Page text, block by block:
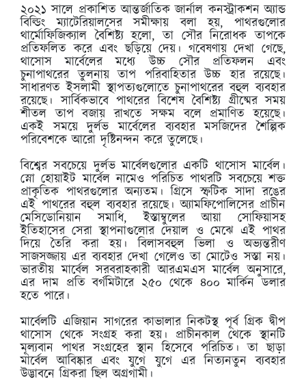
২০২১ সালে প্রকাশিত আন্তর্জাতিক জার্নাল কনস্ট্রাকশন অ্যান্ড
বিল্ডিং ম্যাটেরিয়ালসের সমীক্ষায় বলা হয়, পাথরগুলোর
থার্মোফিজিক্যাল বৈশিষ্ট্য হলো, তা সৌর নিরোধক তাপকে
প্রতিফলিত করে এবং ছড়িয়ে দেয়। গবেষণায় দেখা গেছে,
থাসোস মার্বেলের মধ্যে উচ্চ সৌর প্রতিফলন এবং
চুনাপাথরের তুলনায় তাপ পরিবাহিতার উচ্চ হার রয়েছে।
সাধারণত ইসলামী স্থাপত্যগুলোতে চুনাপাথরের বহুল ব্যবহার
রয়েছে। সার্বিকভাবে পাথরের বিশেষ বৈশিষ্ট্য গ্রীষ্মের সময়
শীতল তাপ বজায় রাখতে সক্ষম বলে প্রমাণিত হয়েছে।
একই সময়ে দুর্লভ মার্বেলের ব্যবহার মসজিদের শৈল্পিক
পরিবেশকে আরো দৃষ্টিনন্দন করে তুলেছে।
বিশ্বের সবচেয়ে দুর্লভ মার্বেলগুলোর একটি থাসোস মার্বেল।
স্নো হোয়াইট মার্বেল নামেও পরিচিত পাথরটি সবচেয়ে শক্ত
প্রাকৃতিক পাথরগুলোর অন্যতম। গ্রিসে স্ফটিক সাদা রঙের
এই পাথরের বহুল ব্যবহার রয়েছে। অ্যামফিপোলিসের প্রাচীন
মেসিডোনিয়ান সমাধি, ইস্তাম্বুলের আয়া সোফিয়াসহ
ইতিহাসের সেরা স্থাপনাগুলোর দেয়াল ও মেঝে এই পাথর
দিয়ে তৈরি করা হয়। বিলাসবহুল ভিলা ও অভ্যন্তরীণ
সাজসজ্জায় এর ব্যবহার দেখা গেলেও তা মোটেও সস্তা নয়।
ভারতীয় মার্বেল সরবরাহকারী আরএমএস মার্বেল অনুসারে,
এর দাম প্রতি বর্গমিটারে ২৫০ থেকে ৪০০ মার্কিন ডলার
হতে পারে।
মার্বেলটি এজিয়ান সাগরের কাভালার নিকটস্থ পূর্ব গ্রিক দ্বীপ
থাসোস থেকে সংগ্রহ করা হয়। প্রাচীনকাল থেকে স্থানটি
মূল্যবান পাথর সংগ্রহের স্থান হিসেবে পরিচিত। তা ছাড়া
মার্বেল আবিষ্কার এবং যুগে যুগে এর নিত্যনতুন ব্যবহার
উদ্ভাবনে গ্রিকরা ছিল অগ্রগামী।